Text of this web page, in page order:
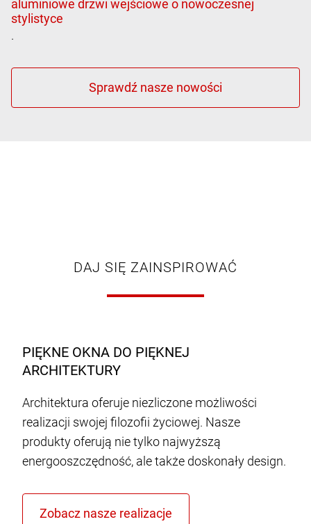
.
DAJ SIĘ ZAINSPIROWAĆ
PIĘKNE OKNA DO PIĘKNEJ
ARCHITEKTURY
Architektura oferuje niezliczone możliwości
realizacji swojej filozofii życiowej. Nasze
produkty oferują nie tylko najwyższą
energooszczędność, ale także doskonały design.